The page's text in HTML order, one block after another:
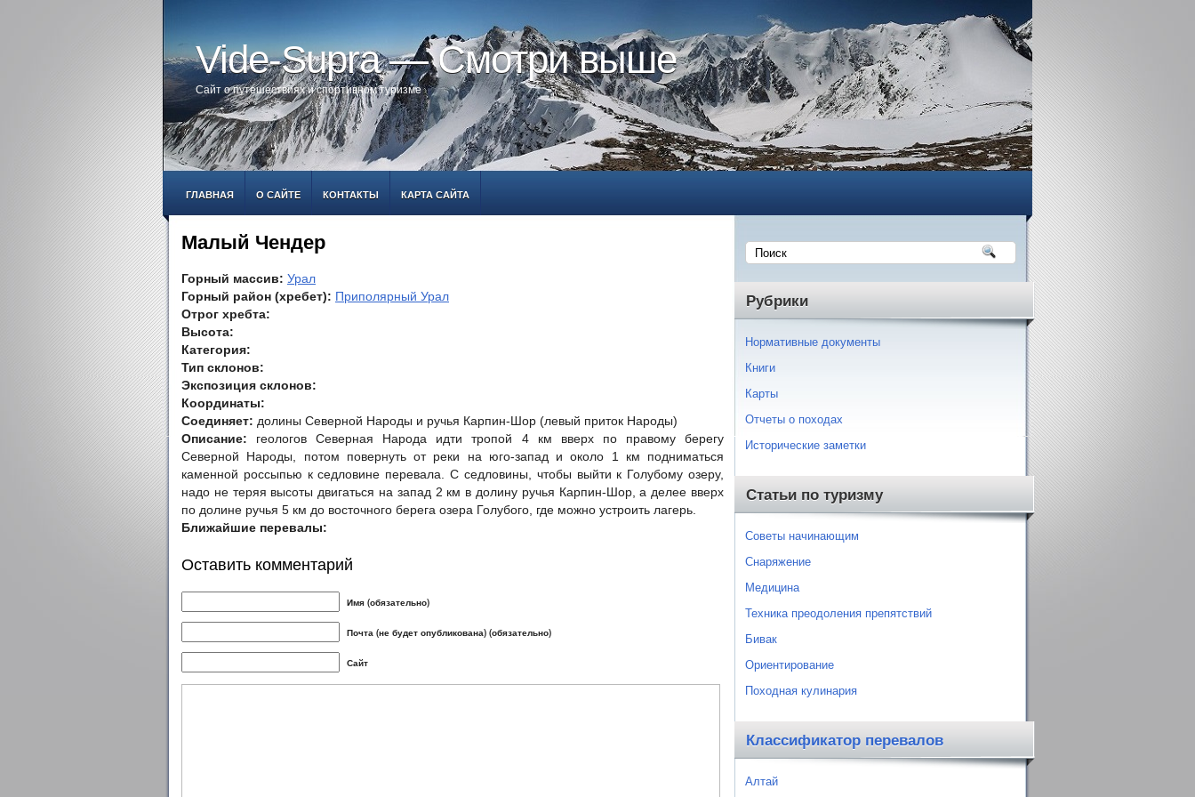
Vide-Supra — Смотри выше
Сайт о путешествиях и спортивном туризме
ГЛАВНАЯ О САЙТЕ КОНТАКТЫ КАРТА САЙТА
Малый Чендер
Горный массив: Урал
Горный район (хребет): Приполярный Урал
Отрог хребта:
Высота:
Категория:
Тип склонов:
Экспозиция склонов:
Координаты:
Соединяет: долины Северной Народы и ручья Карпин-Шор (левый приток Народы)
Описание: геологов Северная Народа идти тропой 4 км вверх по правому берегу
Северной Народы, потом повернуть от реки на юго-запад и около 1 км подниматься
каменной россыпью к седловине перевала. С седловины, чтобы выйти к Голубому озеру,
надо не теряя высоты двигаться на запад 2 км в долину ручья Карпин-Шор, а делее вверх
по долине ручья 5 км до восточного берега озера Голубого, где можно устроить лагерь.
Ближайшие перевалы:
Оставить комментарий
Имя (обязательно)
Почта (не будет опубликована) (обязательно)
Сайт
Рубрики
Нормативные документы
Книги
Карты
Отчеты о походах
Исторические заметки
Статьи по туризму
Советы начинающим
Снаряжение
Медицина
Техника преодоления препятствий
Бивак
Ориентирование
Походная кулинария
Классификатор перевалов
Алтай